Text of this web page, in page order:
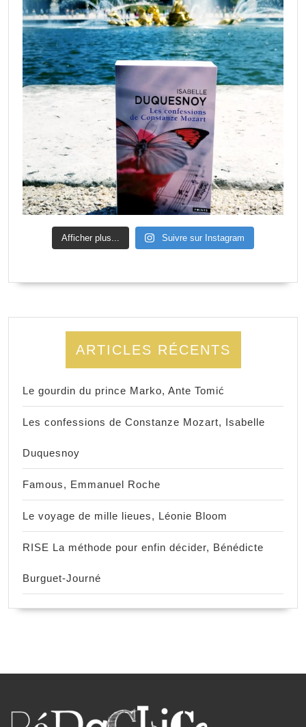
Afficher plus... Suivre sur Instagram
ARTICLES RÉCENTS
Le gourdin du prince Marko, Ante Tomić
Les confessions de Constanze Mozart, Isabelle
Duquesnoy
Famous, Emmanuel Roche
Le voyage de mille lieues, Léonie Bloom
RISE La méthode pour enfin décider, Bénédicte
Burguet-Journé